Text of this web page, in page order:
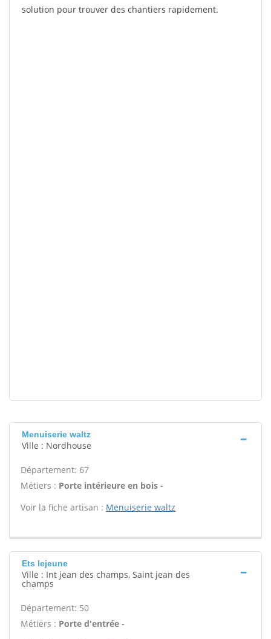
solution pour trouver des chantiers rapidement.
Menuiserie waltz
Ville : Nordhouse
Département: 67
Métiers : Porte intérieure en bois -
Voir la fiche artisan : Menuiserie waltz
Ets lejeune
Ville : Int jean des champs, Saint jean des
champs
Département: 50
Métiers : Porte d'entrée -